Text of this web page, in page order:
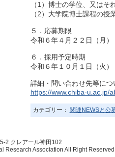
（1）博士の学位、又はそ
（2）大学院博士課程の授
５．応募期限
令和６年４月２２日（月）
６．採用予定時期
令和６年１０月１日（火）
詳細・問い合わせ先等につ
https://www.chiba-u.ac.jp/
カテゴリー： 関連NEWSと公
2 クレアール神田102
Research Association All Right Reserved.